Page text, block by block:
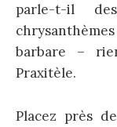
parle-t-il
barbare –
Praxitèle.
Placez près